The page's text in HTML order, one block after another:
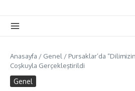
Anasayfa / Genel / Pursaklar’da
Coşkuyla Gerçekleştirildi
Genel